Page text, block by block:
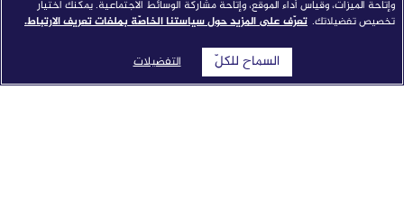
وإتاحة الميزات، وقياس أداء الموقع، وإتاحة مشاركة الوسائط الاجتماعية. يمكنك اختيار
تخصيص تفضيلاتك. تعرّف على المزيد حول سياستنا الخاصّة بملفات تعريف الارتباط.
التفضيلات السماح للكلّ